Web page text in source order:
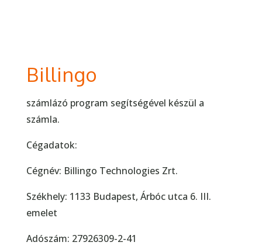
Billingo
számlázó program segítségével készül a
számla.
Cégadatok:
Cégnév: Billingo Technologies Zrt.
Székhely: 1133 Budapest, Árbóc utca 6. III.
emelet
Adószám: 27926309-2-41